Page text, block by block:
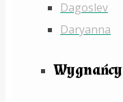
Dagoslev
Daryanna
Wygnańcy